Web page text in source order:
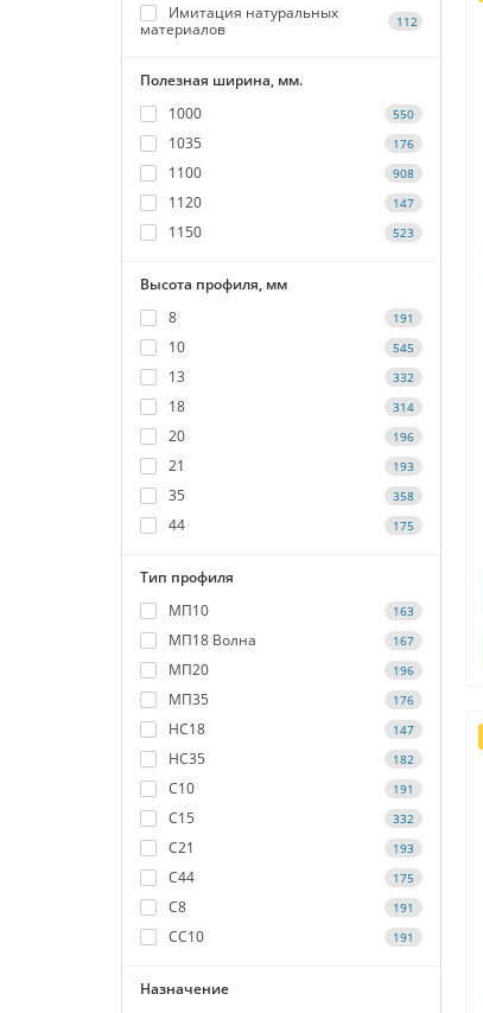
Имитация натуральных
материалов
112
Полезная ширина, мм.
1000
550
1035 176
1100 908
1120 147
1150 523
Высота профиля, мм
8
191
10 545
13 332
18 314
20 196
21 193
35 358
44 175
Тип профиля
МП10
163
МП18 Волна 167
МП20 196
МП35 176
НС18 147
НС35 182
С10 191
С15 332
С21 193
С44 175
С8 191
СС10 191
Назначение